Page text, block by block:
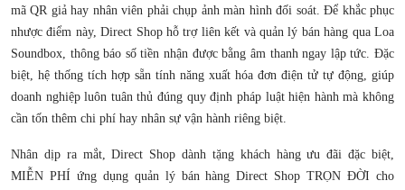
mã QR giả hay nhân viên phải chụp ảnh màn hình đối soát. Để khắc phục
nhược điểm này, Direct Shop hỗ trợ liên kết và quản lý bán hàng qua Loa
Soundbox, thông báo số tiền nhận được bằng âm thanh ngay lập tức. Đặc
biệt, hệ thống tích hợp sẵn tính năng xuất hóa đơn điện tử tự động, giúp
doanh nghiệp luôn tuân thủ đúng quy định pháp luật hiện hành mà không
cần tốn thêm chi phí hay nhân sự vận hành riêng biệt.
Nhân dịp ra mắt, Direct Shop dành tặng khách hàng ưu đãi đặc biệt,
MIỄN PHÍ ứng dụng quản lý bán hàng Direct Shop TRỌN ĐỜI cho